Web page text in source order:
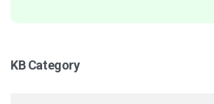
KB Category